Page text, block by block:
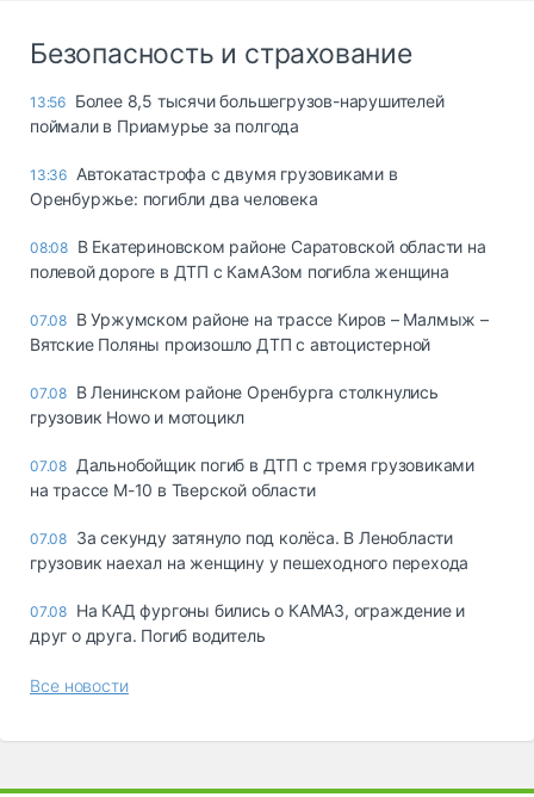
Безопасность и страхование
13:56 Более 8,5 тысячи большегрузов-нарушителей
поймали в Приамурье за полгода
13:36 Автокатастрофа с двумя грузовиками в
Оренбуржье: погибли два человека
08:08 В Екатериновском районе Саратовской области на
полевой дороге в ДТП с КамАЗом погибла женщина
07.08 В Уржумском районе на трассе Киров – Малмыж –
Вятские Поляны произошло ДТП с автоцистерной
07.08 В Ленинском районе Оренбурга столкнулись
грузовик Howo и мотоцикл
07.08 Дальнобойщик погиб в ДТП с тремя грузовиками
на трассе М-10 в Тверской области
07.08 За секунду затянуло под колёса. В Ленобласти
грузовик наехал на женщину у пешеходного перехода
07.08 На КАД фургоны бились о КАМАЗ, ограждение и
друг о друга. Погиб водитель
Все новости